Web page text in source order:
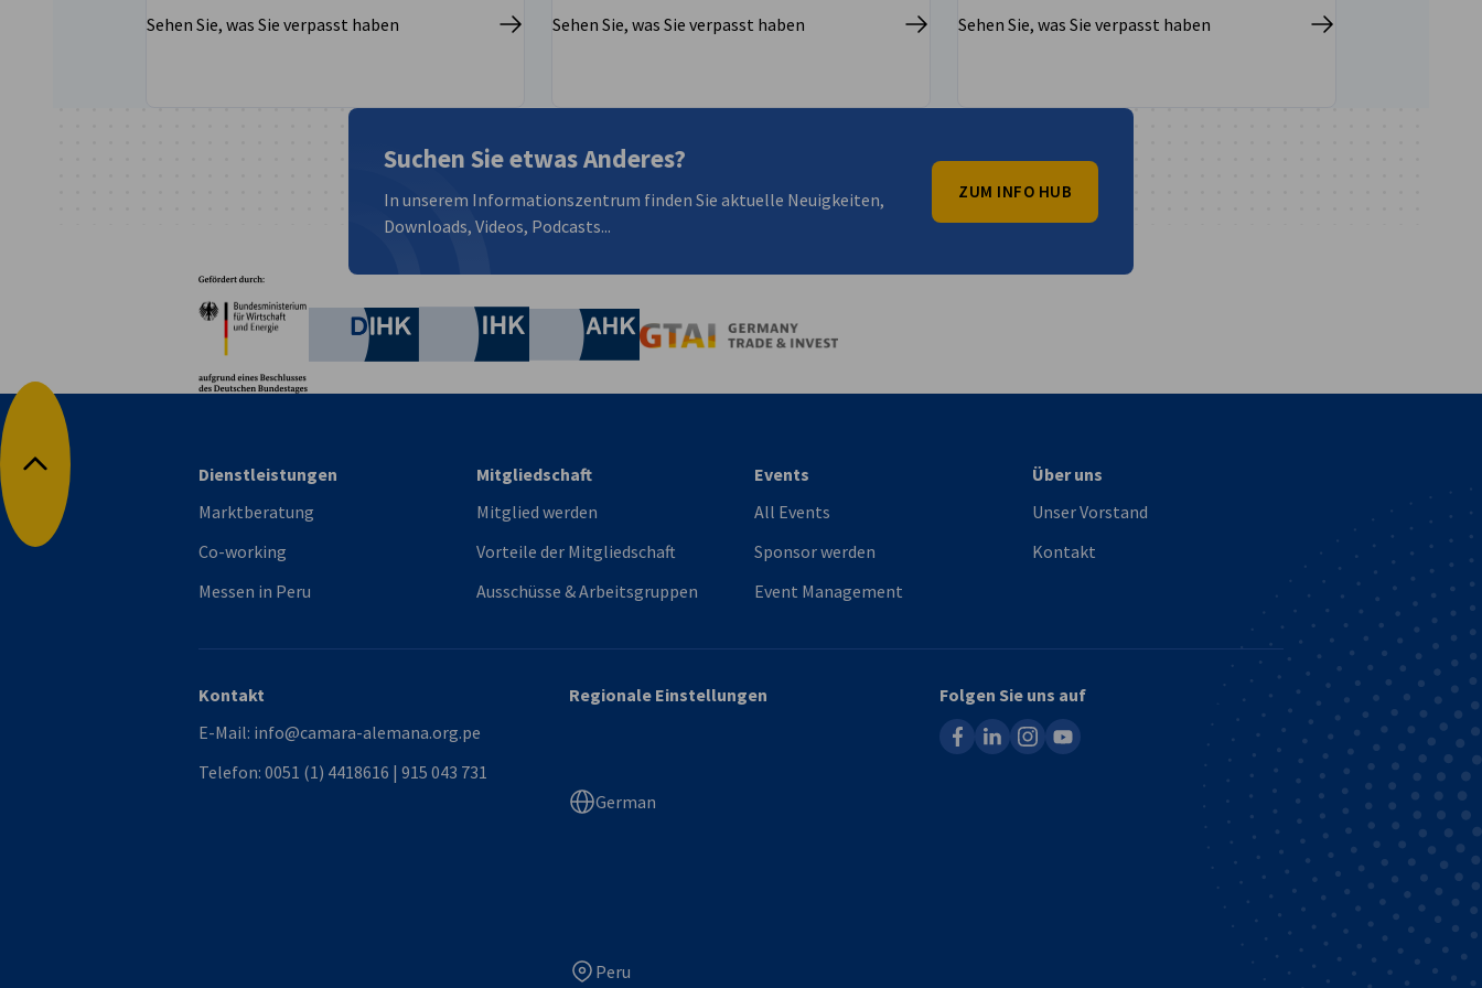
Sehen Sie, was Sie verpasst haben Sehen Sie, was Sie verpasst haben Sehen Sie, was Sie verpasst haben
Suchen Sie etwas Anderes?
In unserem Informationszentrum finden Sie aktuelle Neuigkeiten,
Downloads, Videos, Podcasts...
ZUM INFO HUB
Deutsche Industrie- und Handelskammer
Industrie- und Handelskammer
AHK.de
Nach oben
Dienstleistungen
Marktberatung
Co-working
Messen in Peru
Mitgliedschaft
Mitglied werden
Vorteile der Mitgliedschaft
Ausschüsse & Arbeitsgruppen
Events
All Events
Sponsor werden
Event Management
Über uns
Unser Vorstand
Kontakt
Kontakt
E-Mail: info@camara-alemana.org.pe
Telefon: 0051 (1) 4418616 | 915 043 731
Regionale Einstellungen
German
Peru
Folgen Sie uns auf
facebooklinkedininstagram
youtube